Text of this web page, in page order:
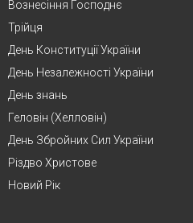
Вознесіння Господнє
Трійця
День Конституції України
День Незалежності України
День знань
Геловін (Хелловін)
День Збройних Сил України
Різдво Христове
Новий Рік